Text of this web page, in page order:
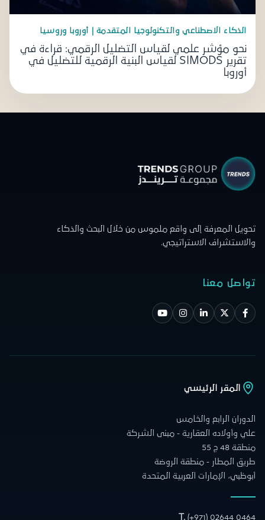
الذكاء الاصطناعي والتكنولوجيا المتقدمة | أوروبا وروسيا
نحو مؤشر علمي لقياس التضليل الرقمي: قراءة في
تقرير SIMODS لقياس البنية الرقمية للتضليل في
أوروبا
تحويل المعرفة إلى واقع ملموس من خلال البحث والذكاء
والاستشراف الاستراتيجي.
تواصل معنا
المقر الرئيسي
الدوران الرابع والخامس
علي وأولاده العقارية - مبنى الشركة
منطقة 48 ج 55
طريق المطار - منطقة الروضة
أبوظبي، الإمارات العربية المتحدة
T. (+971) 02644 0464